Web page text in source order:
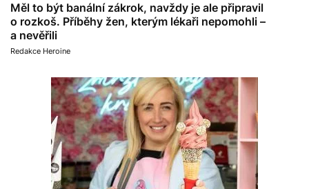
Měl to být banální zákrok, navždy je ale připravil
o rozkoš. Příběhy žen, kterým lékaři nepomohli –
a nevěřili
Redakce Heroine